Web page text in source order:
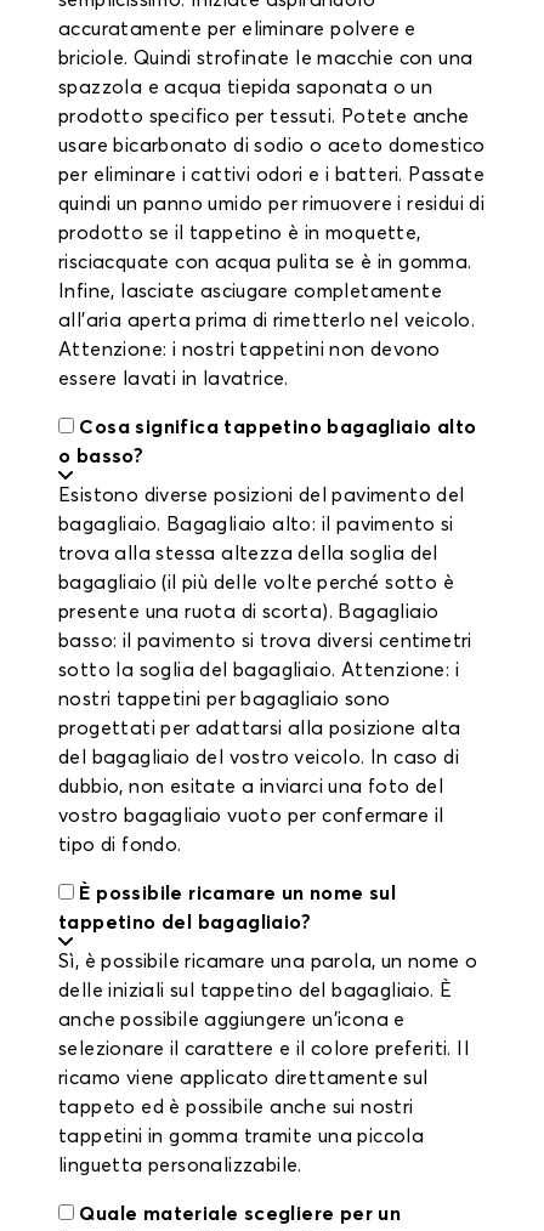
accuratamente per eliminare polvere e
briciole. Quindi strofinate le macchie con una
spazzola e acqua tiepida saponata o un
prodotto specifico per tessuti. Potete anche
usare bicarbonato di sodio o aceto domestico
per eliminare i cattivi odori e i batteri. Passate
quindi un panno umido per rimuovere i residui di
prodotto se il tappetino è in moquette,
risciacquate con acqua pulita se è in gomma.
Infine, lasciate asciugare completamente
all'aria aperta prima di rimetterlo nel veicolo.
Attenzione: i nostri tappetini non devono
essere lavati in lavatrice.
Cosa significa tappetino bagagliaio alto
o basso?
Esistono diverse posizioni del pavimento del
bagagliaio. Bagagliaio alto: il pavimento si
trova alla stessa altezza della soglia del
bagagliaio (il più delle volte perché sotto è
presente una ruota di scorta). Bagagliaio
basso: il pavimento si trova diversi centimetri
sotto la soglia del bagagliaio. Attenzione: i
nostri tappetini per bagagliaio sono
progettati per adattarsi alla posizione alta
del bagagliaio del vostro veicolo. In caso di
dubbio, non esitate a inviarci una foto del
vostro bagagliaio vuoto per confermare il
tipo di fondo.
È possibile ricamare un nome sul
tappetino del bagagliaio?
Sì, è possibile ricamare una parola, un nome o
delle iniziali sul tappetino del bagagliaio. È
anche possibile aggiungere un'icona e
selezionare il carattere e il colore preferiti. Il
ricamo viene applicato direttamente sul
tappeto ed è possibile anche sui nostri
tappetini in gomma tramite una piccola
linguetta personalizzabile.
Quale materiale scegliere per un